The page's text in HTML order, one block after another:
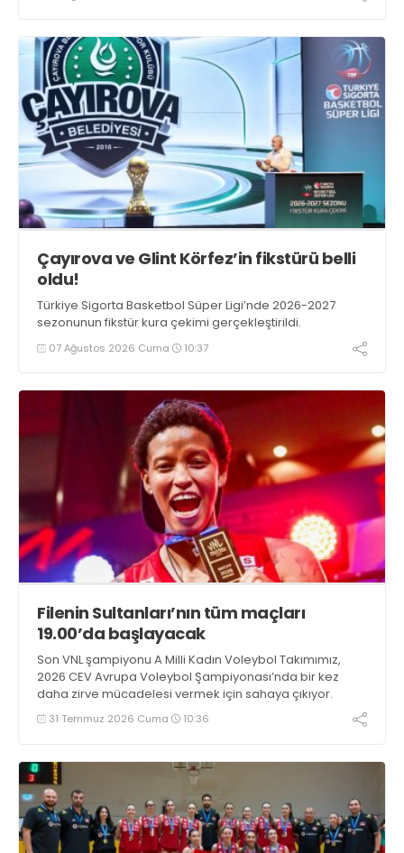
Çayırova ve Glint Körfez’in fikstürü belli
oldu!
Türkiye Sigorta Basketbol Süper Ligi’nde 2026-2027
sezonunun fikstür kura çekimi gerçekleştirildi.
07 Ağustos 2026 Cuma 10:37
Filenin Sultanları’nın tüm maçları
19.00’da başlayacak
Son VNL şampiyonu A Milli Kadın Voleybol Takımımız,
2026 CEV Avrupa Voleybol Şampiyonası’nda bir kez
daha zirve mücadelesi vermek için sahaya çıkıyor.
31 Temmuz 2026 Cuma 10:36